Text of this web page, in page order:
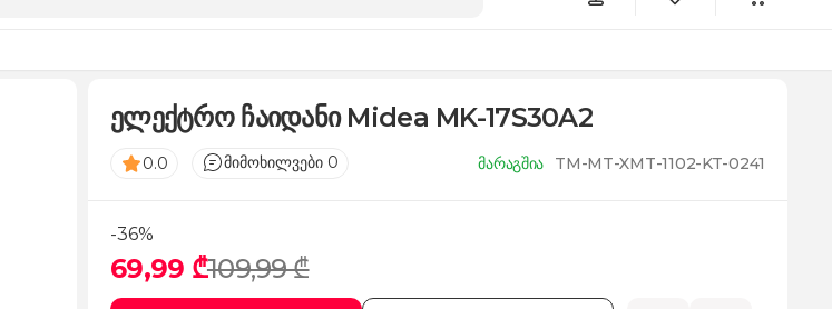
ელექტრო ჩაიდანი Midea MK-17S30A2
0.0 მიმოხილვები 0 მარაგშია TM-MT-XMT-1102-KT-0241
-36%
69,99 ₾109,99 ₾